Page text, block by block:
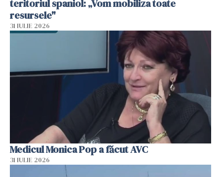
teritoriul spaniol: „Vom mobiliza toate
resursele"
31 IULIE 2026
Medicul Monica Pop a făcut AVC
31 IULIE 2026